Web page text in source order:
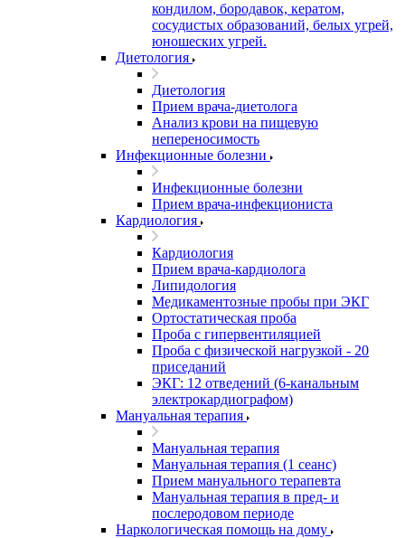
кондилом, бородавок, кератом,
сосудистых образований, белых угрей,
юношеских угрей.
Диетология
Диетология
Прием врача-диетолога
Анализ крови на пищевую
непереносимость
Инфекционные болезни
Инфекционные болезни
Прием врача-инфекциониста
Кардиология
Кардиология
Прием врача-кардиолога
Липидология
Медикаментозные пробы при ЭКГ
Ортостатическая проба
Проба с гипервентиляцией
Проба с физической нагрузкой - 20
приседаний
ЭКГ: 12 отведений (6-канальным
электрокардиографом)
Мануальная терапия
Мануальная терапия
Мануальная терапия (1 сеанс)
Прием мануального терапевта
Мануальная терапия в пред- и
послеродовом периоде
Наркологическая помощь на дому